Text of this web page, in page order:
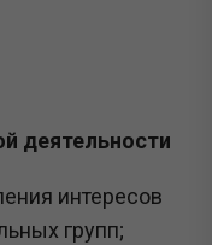
деятельности
интересов
групп;